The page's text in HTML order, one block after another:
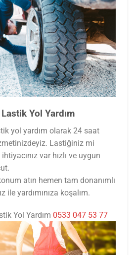
Yol Yardım
yol yardım olarak 24 saat
Lastiğiniz mi
var hızlı ve uygun
atın hemen tam donanımlı
ile yardımınıza koşalım.
Yol Yardım 0533 047 53 77